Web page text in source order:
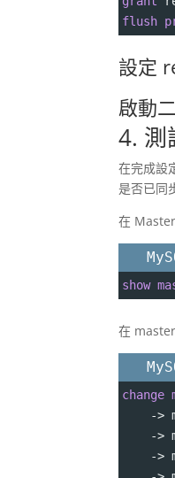
flush
設定
啟動
4.
在完成設
是否已同
在
show
在
change
->
->
->